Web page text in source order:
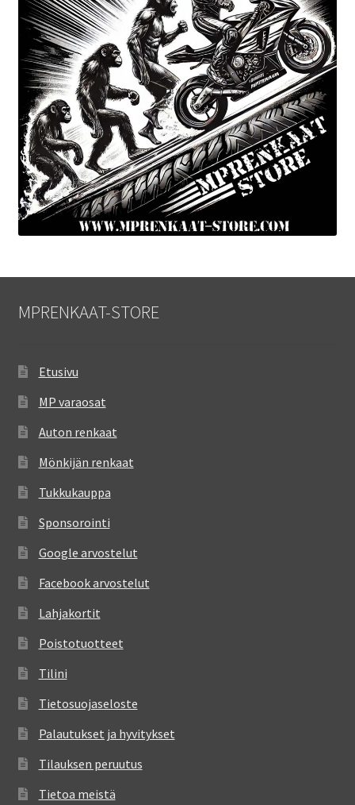
MPRENKAAT-STORE
Etusivu
MP varaosat
Auton renkaat
Mönkijän renkaat
Tukkukauppa
Sponsorointi
Google arvostelut
Facebook arvostelut
Lahjakortit
Poistotuotteet
Tilini
Tietosuojaseloste
Palautukset ja hyvitykset
Tilauksen peruutus
Tietoa meistä